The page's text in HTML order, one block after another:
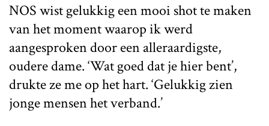
NOS wist gelukkig een mooi shot te maken
van het moment waarop ik werd
aangesproken door een alleraardigste,
oudere dame. ‘Wat goed dat je hier bent’,
drukte ze me op het hart. ‘Gelukkig zien
jonge mensen het verband.’